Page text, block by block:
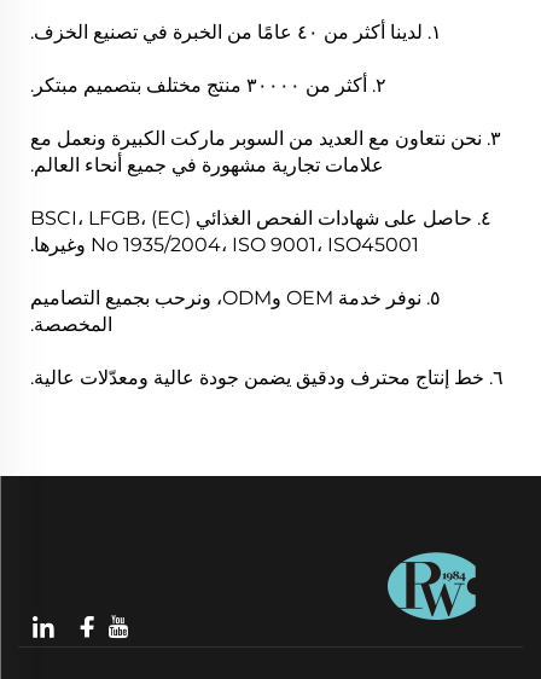
١. لدينا أكثر من ٤٠ عامًا من الخبرة في تصنيع الخزف.
٢. أكثر من ٣٠٠٠٠ منتج مختلف بتصميم مبتكر.
٣. نحن نتعاون مع العديد من السوبر ماركت الكبيرة ونعمل مع
علامات تجارية مشهورة في جميع أنحاء العالم.
٤. حاصل على شهادات الفحص الغذائي BSCI، LFGB، (EC)
No 1935/2004، ISO 9001، ISO45001 وغيرها.
٥. نوفر خدمة OEM وODM، ونرحب بجميع التصاميم
المخصصة.
٦. خط إنتاج محترف ودقيق يضمن جودة عالية ومعدّلات عالية.